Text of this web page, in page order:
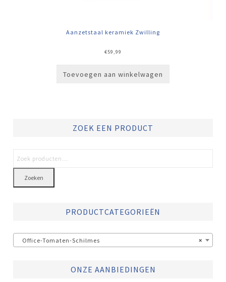
Aanzetstaal keramiek Zwilling
€59,99
Toevoegen aan winkelwagen
ZOEK EEN PRODUCT
Zoeken
PRODUCTCATEGORIEËN
×
Office-Tomaten-Schilmes
ONZE AANBIEDINGEN